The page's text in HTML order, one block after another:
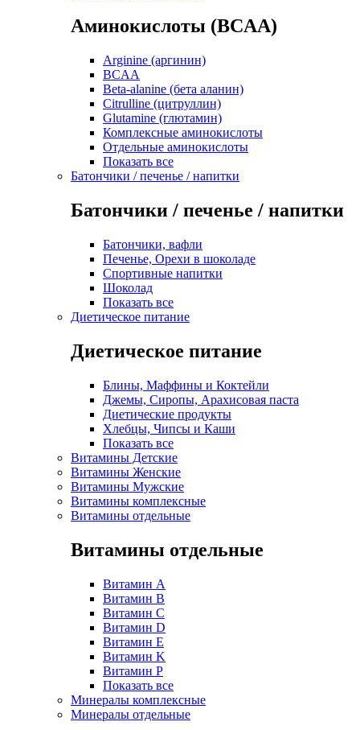
Аминокислоты (BCAA)
Arginine (аргинин)
BCAA
Beta-alanine (бета аланин)
Citrulline (цитруллин)
Glutamine (глютамин)
Комплексные аминокислоты
Отдельные аминокислоты
Показать все
Батончики / печенье / напитки
Батончики / печенье / напитки
Батончики, вафли
Печенье, Орехи в шоколаде
Спортивные напитки
Шоколад
Показать все
Диетическое питание
Диетическое питание
Блины, Маффины и Коктейли
Джемы, Сиропы, Арахисовая паста
Диетические продукты
Хлебцы, Чипсы и Каши
Показать все
Витамины Детские
Витамины Женские
Витамины Мужские
Витамины комплексные
Витамины отдельные
Витамины отдельные
Витамин A
Витамин B
Витамин C
Витамин D
Витамин E
Витамин K
Витамин P
Показать все
Минералы комплексные
Минералы отдельные